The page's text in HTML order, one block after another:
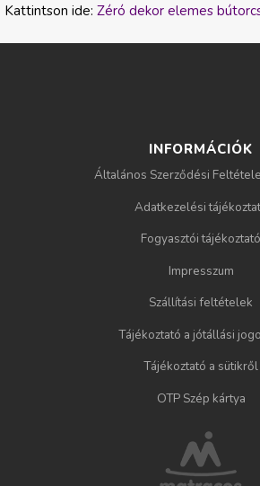
Kattintson ide: Zéró dekor elemes
INFORMÁCIÓK
Általános Szerződési
Adatkezelési
Fogyasztói tájékoztató
Impresszum
Szállítási feltételek
Tájékoztató a jótállási
Tájékoztató a sütikről
OTP Szép kártya